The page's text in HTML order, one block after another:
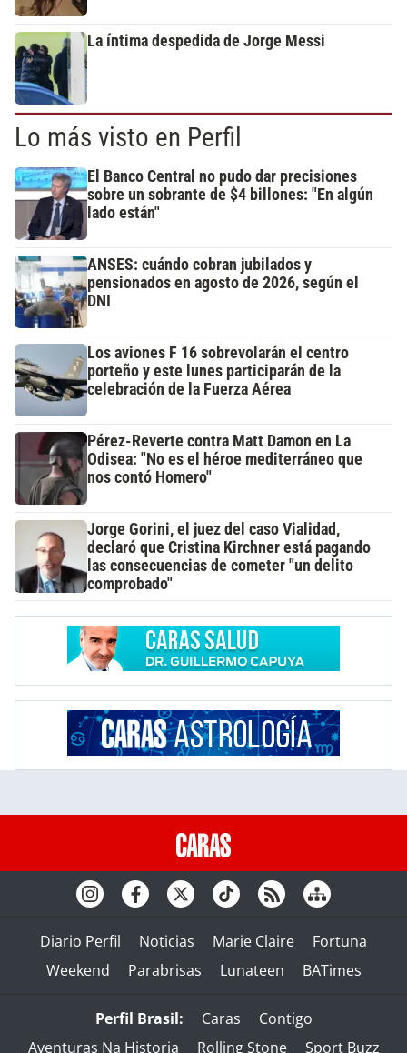
La íntima despedida de Jorge Messi
Lo más visto en Perfil
El Banco Central no pudo dar precisiones
sobre un sobrante de $4 billones: "En algún
lado están"
ANSES: cuándo cobran jubilados y
pensionados en agosto de 2026, según el
DNI
Los aviones F 16 sobrevolarán el centro
porteño y este lunes participarán de la
celebración de la Fuerza Aérea
Pérez-Reverte contra Matt Damon en La
Odisea: "No es el héroe mediterráneo que
nos contó Homero"
Jorge Gorini, el juez del caso Vialidad,
declaró que Cristina Kirchner está pagando
las consecuencias de cometer "un delito
comprobado"
Diario Perfil Noticias Marie Claire
Fortuna
Weekend
Parabrisas Lunateen BATimes
Perfil Brasil: Caras
Contigo
Aventuras Na Historia
Rolling Stone Sport Buzz